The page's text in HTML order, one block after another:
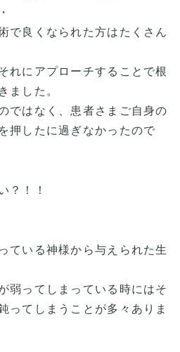
で良くなられた方はたくさん
れにアプローチすることで根
ました。
ではなく、患者さまご自身の
押したに過ぎなかったので
？！！
ている神様から与えられた生
弱ってしまっている時にはそ
ってしまうことが多々ありま